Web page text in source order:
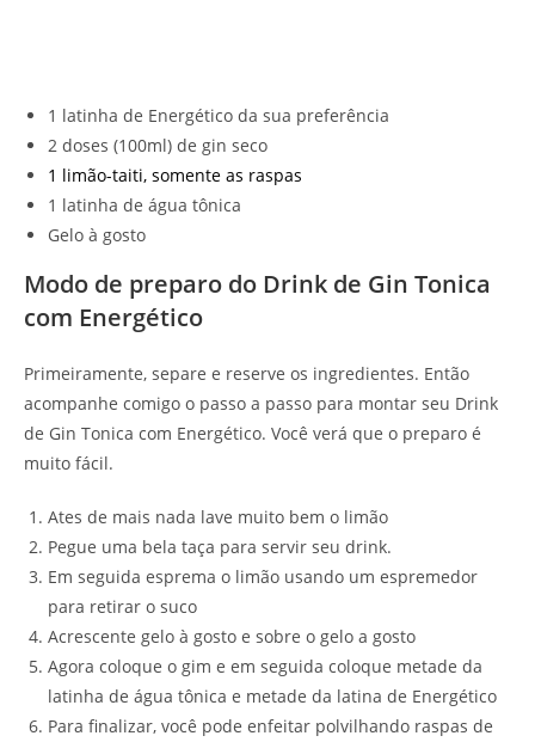
1 latinha de Energético da sua preferência
2 doses (100ml) de gin seco
1 limão-taiti, somente as raspas
1 latinha de água tônica
Gelo à gosto
Modo de preparo do Drink de Gin Tonica
com Energético
Primeiramente, separe e reserve os ingredientes. Então
acompanhe comigo o passo a passo para montar seu Drink
de Gin Tonica com Energético. Você verá que o preparo é
muito fácil.
Ates de mais nada lave muito bem o limão
Pegue uma bela taça para servir seu drink.
Em seguida esprema o limão usando um espremedor
para retirar o suco
Acrescente gelo à gosto e sobre o gelo a gosto
Agora coloque o gim e em seguida coloque metade da
latinha de água tônica e metade da latina de Energético
Para finalizar, você pode enfeitar polvilhando raspas de